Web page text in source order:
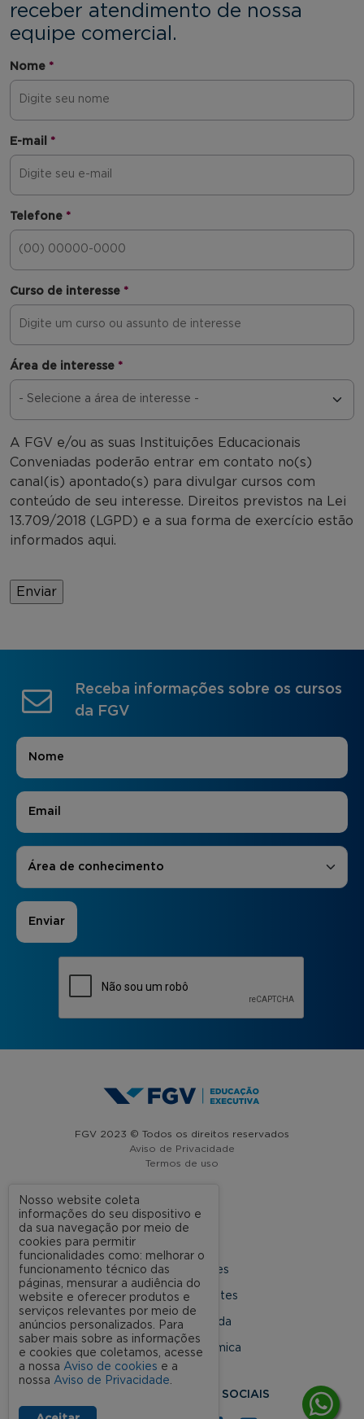
receber atendimento de nossa
equipe comercial.
Nome *
E-mail *
Telefone *
Curso de interesse *
Área de interesse *
A FGV e/ou as suas Instituições Educacionais
Conveniadas poderão entrar em contato no(s)
canal(is) apontado(s) para divulgar cursos com
conteúdo de seu interesse. Direitos previstos na Lei
13.709/2018 (LGPD) e a sua forma de exercício estão
informados aqui.
Receba informações sobre os cursos
da FGV
Nome
E-mail
Áreas de Interesse
Área de conhecimento
FGV 2023 © Todos os direitos reservados
Aviso de Privacidade
Termos de uso
A FGV
Nossas Unidades
Dúvidas Frequentes
Rede Conveniada
Ouvidoria Acadêmica
SIGA NOSSAS REDES SOCIAIS
Nosso website coleta
informações do seu dispositivo e
da sua navegação por meio de
cookies para permitir
funcionalidades como: melhorar o
funcionamento técnico das
páginas, mensurar a audiência do
website e oferecer produtos e
serviços relevantes por meio de
anúncios personalizados. Para
saber mais sobre as informações
e cookies que coletamos, acesse
a nossa Aviso de cookies e a
nossa Aviso de Privacidade.